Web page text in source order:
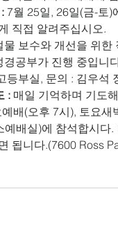
7월 25일, 26일(금-토)
직접 알려주십시오.
물 보수와 개선을 위
경공부가 진행 중입니
등부실, 문의 : 김우석
: 매일 기억하며 기도
배(오후 7시), 토요새
예배실)에 참석합시다.
됩니다.(7600 Ross